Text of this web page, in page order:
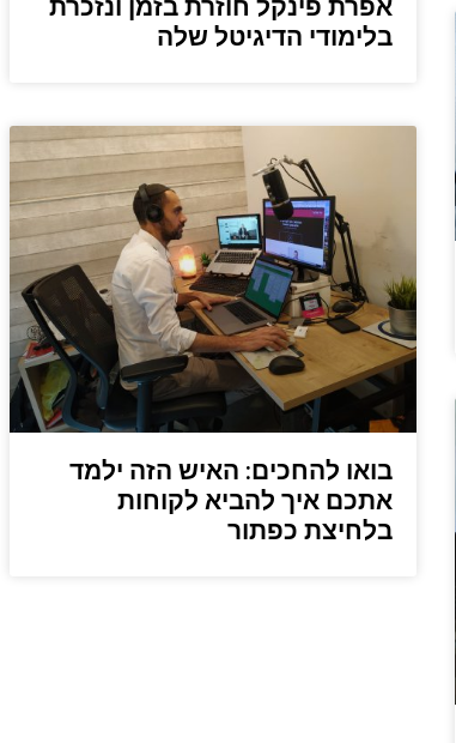
אפרת פינקל חוזרת בזמן ונזכרת
בלימודי הדיגיטל שלה
בואו להחכים: האיש הזה ילמד
אתכם איך להביא לקוחות
בלחיצת כפתור